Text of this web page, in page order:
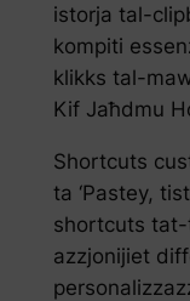
istorja tal-
kompiti
klikks tal-
Kif Jaħdmu
Shortcuts
ta ‘Pastey,
shortcuts
azzjonijiet